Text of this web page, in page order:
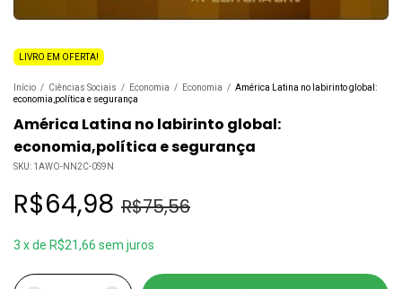
LIVRO EM OFERTA!
Início / Ciências Sociais / Economia / Economia / América Latina no labirinto global:
economia,política e segurança
América Latina no labirinto global:
economia,política e segurança
SKU: 1AWO-NN2C-0S9N
R$64,98 R$75,56
3 xde R$21,66 sem juros